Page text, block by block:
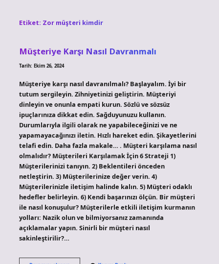
Etiket: Zor müşteri kimdir
Müşteriye Karşı Nasıl Davranmalı
Tarih: Ekim 26, 2024
Müşteriye karşı nasıl davranılmalı? Başlayalım. İyi bir
tutum sergileyin. Zihniyetinizi geliştirin. Müşteriyi
dinleyin ve onunla empati kurun. Sözlü ve sözsüz
ipuçlarınıza dikkat edin. Sağduyunuzu kullanın.
Durumlarıyla ilgili olarak ne yapabileceğinizi ve ne
yapamayacağınızı iletin. Hızlı hareket edin. Şikayetlerini
telafi edin. Daha fazla makale… . Müşteri karşılama nasıl
olmalıdır? Müşterileri Karşılamak İçin 6 Strateji 1)
Müşterilerinizi tanıyın. 2) Beklentileri önceden
netleştirin. 3) Müşterilerinize değer verin. 4)
Müşterilerinizle iletişim halinde kalın. 5) Müşteri odaklı
hedefler belirleyin. 6) Kendi başarınızı ölçün. Bir müşteri
ile nasıl konuşulur? Müşterilerle etkili iletişim kurmanın
yolları: Nazik olun ve bilmiyorsanız zamanında
açıklamalar yapın. Sinirli bir müşteri nasıl
sakinleştirilir?…